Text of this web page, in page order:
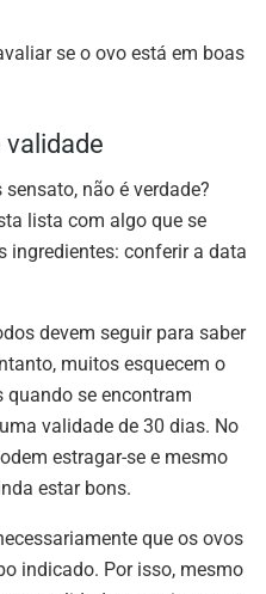
se o ovo está em boas
validade
não é verdade?
lista com algo que se
ingredientes: conferir a data
devem seguir para saber
muitos esquecem o
quando se encontram
validade de 30 dias. No
estragar-se e mesmo
estar bons.
que os ovos
indicado. Por isso, mesmo